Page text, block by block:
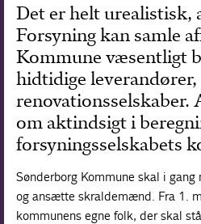
Det er helt urealistisk,
Forsyning kan samle
Kommune væsentligt
hidtidige
renovationsselskaber.
om aktindsigt i
forsyningsselskabets
Sønderborg Kommune skal i
og ansætte skraldemænd. Fra 1.
kommunens egne folk, der skal